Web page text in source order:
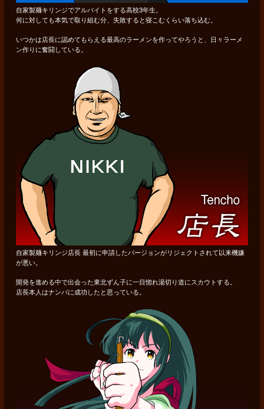
自家製麺キリンジでアルバイトをする高校3年生。
何に対しても本気で取り組む分、失敗すると寝こむくらい落ち込む。
いつかは店長に認めてもらえる最高のラーメンを作ってやろうと、日々ラーメ
ン作りに奮闘している。
自家製麺キリンジ店長 最初に申請したバージョンがリジェクトされて以来機嫌
が悪い。
開発を進める中で出会った東北ずん子に一目惚れ湯切り道にスカウトする。
店長本人はナンパに成功したと思っている。